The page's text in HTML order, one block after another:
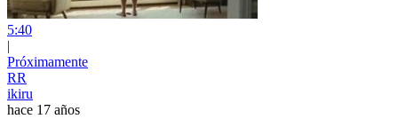
5:40
|
Próximamente
RR
ikiru
hace 17 años